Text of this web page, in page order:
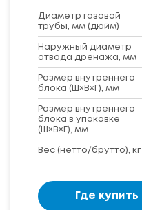
Диаметр газовой
трубы, мм (дюйм)
Наружный диаметр
отвода дренажа, мм
Размер внутреннего
блока (Ш×В×Г), мм
Размер внутреннего
блока в упаковке
(Ш×В×Г), мм
Вес (нетто/брутто), кг
Где купить